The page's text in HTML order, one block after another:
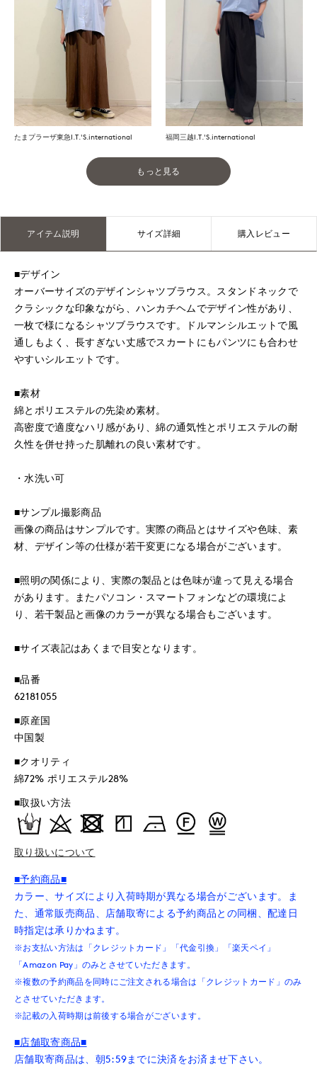
たまプラーザ東急I.T.'S.international 福岡三越I.T.'S.international
もっと見る
アイテム説明 サイズ詳細 購入レビュー
■デザイン
オーバーサイズのデザインシャツブラウス。スタンドネックで
クラシックな印象ながら、ハンカチヘムでデザイン性があり、
一枚で様になるシャツブラウスです。ドルマンシルエットで風
通しもよく、長すぎない丈感でスカートにもパンツにも合わせ
やすいシルエットです。
■素材
綿とポリエステルの先染め素材。
高密度で適度なハリ感があり、綿の通気性とポリエステルの耐
久性を併せ持った肌離れの良い素材です。
・水洗い可
■サンプル撮影商品
画像の商品はサンプルです。実際の商品とはサイズや色味、素
材、デザイン等の仕様が若干変更になる場合がございます。
■照明の関係により、実際の製品とは色味が違って見える場合
があります。またパソコン・スマートフォンなどの環境によ
り、若干製品と画像のカラーが異なる場合もございます。
■サイズ表記はあくまで目安となります。
■品番
62181055
■原産国
中国製
■クオリティ
綿72% ポリエステル28%
■取扱い方法
取り扱いについて
■予約商品■
カラー、サイズにより入荷時期が異なる場合がございます。ま
た、通常販売商品、店舗取寄による予約商品との同梱、配達日
時指定は承りかねます。
※お支払い方法は「クレジットカード」「代金引換」「楽天ペイ」
「Amazon Pay」のみとさせていただきます。
※複数の予約商品を同時にご注文される場合は「クレジットカード」のみ
とさせていただきます。
※記載の入荷時期は前後する場合がございます。
■店舗取寄商品■
店舗取寄商品は、朝5:59までに決済をお済ませ下さい。